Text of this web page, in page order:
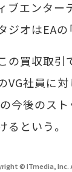
ブエンター
ジオはEAの
の買収取引
VG社員に
今後のス
るという。
© ITmedia, Inc.